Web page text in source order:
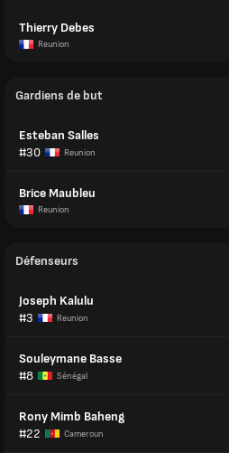
Thierry Debes
Reunion
Gardiens de but
Esteban Salles
#30
Reunion
Brice Maubleu
Reunion
Défenseurs
Joseph Kalulu
#3
Reunion
Souleymane Basse
#8
Sénégal
Rony Mimb Baheng
#22
Cameroun